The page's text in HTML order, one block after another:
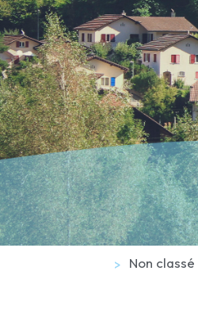
Non classé